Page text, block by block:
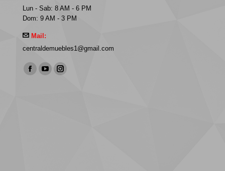
Lun - Sab: 8 AM - 6 PM
Dom: 9 AM - 3 PM
Mail:
centraldemuebles1@gmail.com
Find us on:
Facebook
YouTubeInstagram